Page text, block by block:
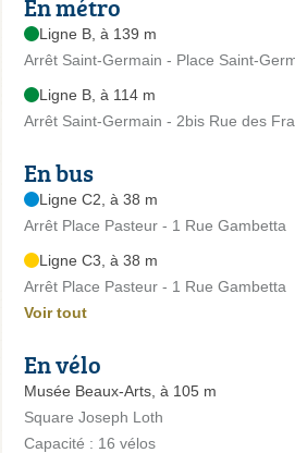
En métro
Ligne B, à 139 m
Arrêt Saint-Germain - Place Saint-
Ligne B, à 114 m
Arrêt Saint-Germain - 2bis Rue des
En bus
Ligne C2, à 38 m
Arrêt Place Pasteur - 1 Rue Gambetta
Ligne C3, à 38 m
Arrêt Place Pasteur - 1 Rue Gambetta
Voir tout
En vélo
Musée Beaux-Arts, à 105 m
Square Joseph Loth
Capacité : 16 vélos